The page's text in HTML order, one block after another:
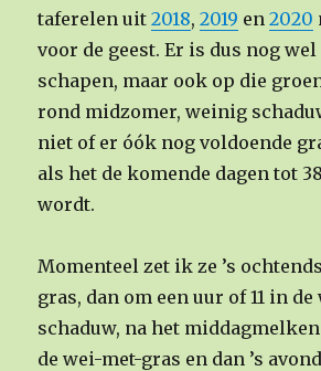
taferelen uit2018,2019 en2020
voor de geest. Er is dus nog
schapen, maar ook op die
rond midzomer, weinig
niet of er óók nog voldoende
als het de komende dagen tot
wordt.
Momenteel zet ik ze ’s
gras, dan om een uur of 11 in
schaduw, na het
de wei-met-gras en dan ’s